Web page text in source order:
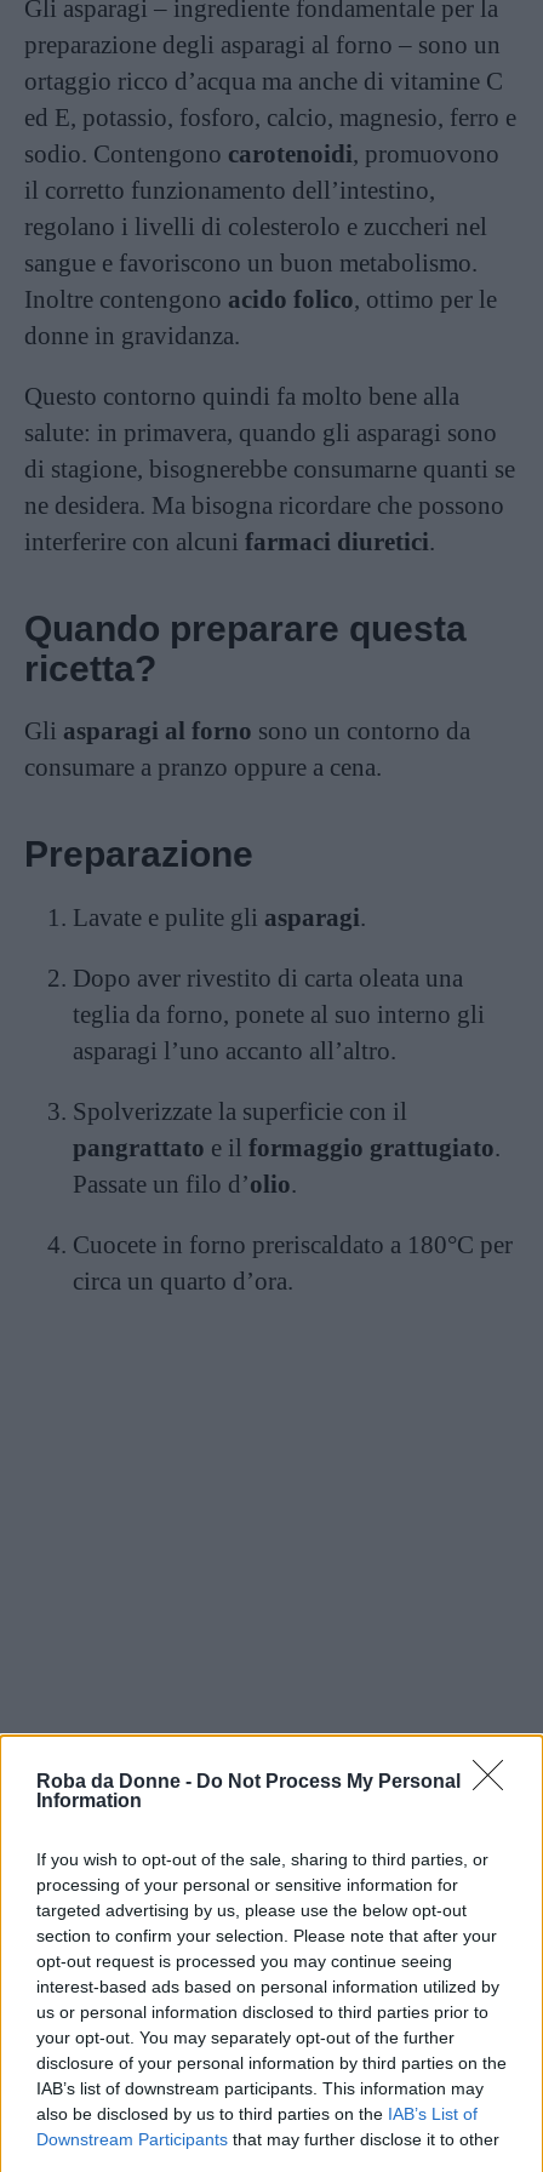
Roba da Donne - Do Not Process My Personal
Information
If you wish to opt-out of the sale, sharing to third parties, or
processing of your personal or sensitive information for
targeted advertising by us, please use the below opt-out
section to confirm your selection. Please note that after your
opt-out request is processed you may continue seeing
interest-based ads based on personal information utilized by
us or personal information disclosed to third parties prior to
your opt-out. You may separately opt-out of the further
disclosure of your personal information by third parties on the
IAB’s list of downstream participants. This information may
also be disclosed by us to third parties on the IAB’s List of
Downstream Participants that may further disclose it to other
Gli asparagi – ingrediente fondamentale per la
preparazione degli asparagi al forno – sono un
ortaggio ricco d’acqua ma anche di vitamine C
ed E, potassio, fosforo, calcio, magnesio, ferro e
sodio. Contengono carotenoidi, promuovono
il corretto funzionamento dell’intestino,
regolano i livelli di colesterolo e zuccheri nel
sangue e favoriscono un buon metabolismo.
Inoltre contengono acido folico, ottimo per le
donne in gravidanza.
Questo contorno quindi fa molto bene alla
salute: in primavera, quando gli asparagi sono
di stagione, bisognerebbe consumarne quanti se
ne desidera. Ma bisogna ricordare che possono
interferire con alcuni farmaci diuretici.
Quando preparare questa
ricetta?
Gli asparagi al forno sono un contorno da
consumare a pranzo oppure a cena.
Preparazione
Lavate e pulite gli asparagi.
Dopo aver rivestito di carta oleata una
teglia da forno, ponete al suo interno gli
asparagi l’uno accanto all’altro.
Spolverizzate la superficie con il
pangrattato e il formaggio grattugiato.
Passate un filo d’olio.
Cuocete in forno preriscaldato a 180°C per
circa un quarto d’ora.
Varianti